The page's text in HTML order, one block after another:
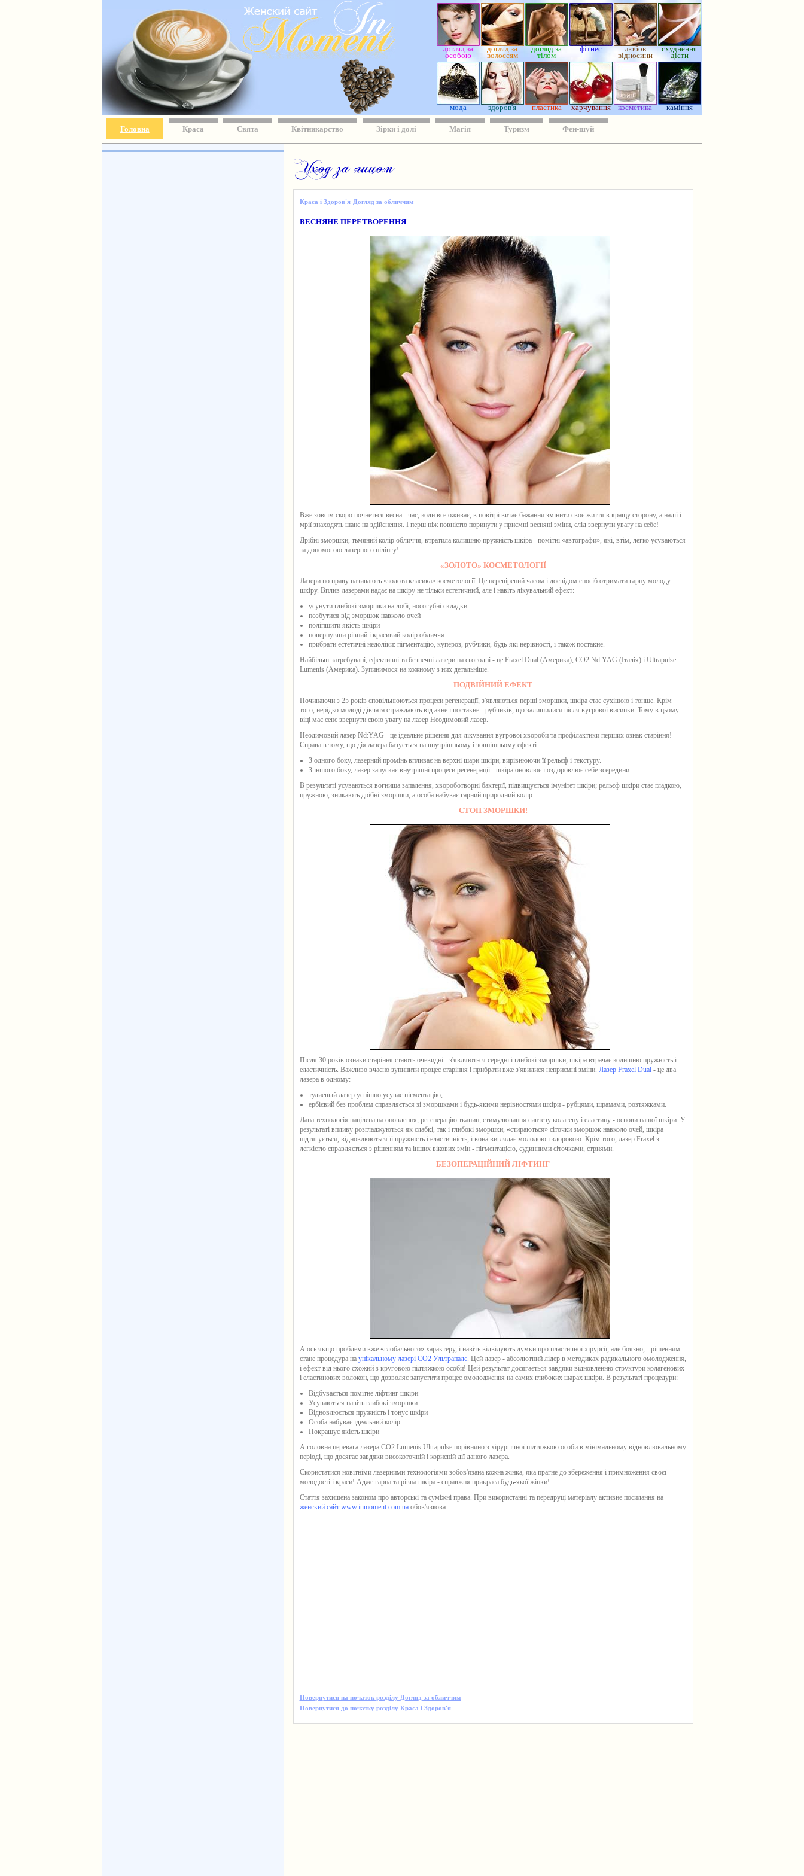
догляд за
особою
догляд за
волоссям
догляд за
тілом
фітнес любов
відносини
схуднення
дієти
мода здоров'я пластика харчування косметика каміння
Головна Краса Свята Квітникарство Зірки і долі Магія Туризм Фен-шуй
Краса і Здоров'я Догляд за обличчям
ВЕСНЯНЕ ПЕРЕТВОРЕННЯ
Вже зовсім скоро почнеться весна - час, коли все оживає, в повітрі витає бажання змінити своє життя в кращу сторону, а надії і
мрії знаходять шанс на здійснення. І перш ніж повністю поринути у приємні весняні зміни, слід звернути увагу на себе!
Дрібні зморшки, тьмяний колір обличчя, втратила колишню пружність шкіра - помітні «автографи», які, втім, легко усуваються
за допомогою лазерного пілінгу!
«ЗОЛОТО» КОСМЕТОЛОГІЇ
Лазери по праву називають «золота класика» косметології. Це перевірений часом і досвідом спосіб отримати гарну молоду
шкіру. Вплив лазерами надає на шкіру не тільки естетичний, але і навіть лікувальний ефект:
усунути глибокі зморшки на лобі, носогубні складки
позбутися від зморшок навколо очей
поліпшити якість шкіри
повернувши рівний і красивий колір обличчя
прибрати естетичні недоліки: пігментацію, купероз, рубчики, будь-які нерівності, і також постакне.
Найбільш затребувані, ефективні та безпечні лазери на сьогодні - це Fraxel Dual (Америка), СО2 Nd:YAG (Італія) і Ultrapulse
Lumenis (Америка). Зупинимося на кожному з них детальніше.
ПОДВІЙНИЙ ЕФЕКТ
Починаючи з 25 років сповільнюються процеси регенерації, з'являються перші зморшки, шкіра стає сухішою і тонше. Крім
того, нерідко молоді дівчата страждають від акне і постакне - рубчиків, що залишилися після вугрової висипки. Тому в цьому
віці має сенс звернути свою увагу на лазер Неодимовий лазер.
Неодимовий лазер Nd:YAG - це ідеальне рішення для лікування вугрової хвороби та профілактики перших ознак старіння!
Справа в тому, що дія лазера базується на внутрішньому і зовнішньому ефекті:
З одного боку, лазерний промінь впливає на верхні шари шкіри, вирівнюючи її рельєф і текстуру.
З іншого боку, лазер запускає внутрішні процеси регенерації - шкіра оновлює і оздоровлює себе зсередини.
В результаті усуваються вогнища запалення, хвороботворні бактерії, підвищується імунітет шкіри; рельєф шкіри стає гладкою,
пружною, зникають дрібні зморшки, а особа набуває гарний природний колір.
СТОП ЗМОРШКИ!
Після 30 років ознаки старіння стають очевидні - з'являються середні і глибокі зморшки, шкіра втрачає колишню пружність і
еластичність. Важливо вчасно зупинити процес старіння і прибрати вже з'явилися неприємні зміни. Лазер Fraxel Dual- це два
лазера в одному:
тулиевый лазер успішно усуває пігментацію,
ербієвий без проблем справляється зі зморшками і будь-якими нерівностями шкіри - рубцями, шрамами, розтяжками.
Дана технологія націлена на оновлення, регенерацію тканин, стимулювання синтезу колагену і еластину - основи нашої шкіри. У
результаті впливу розгладжуються як слабкі, так і глибокі зморшки, «стираються» сіточки зморшок навколо очей, шкіра
підтягується, відновлюються її пружність і еластичність, і вона виглядає молодою і здоровою. Крім того, лазер Fraxel з
легкістю справляється з рішенням та інших вікових змін - пігментацією, судинними сіточками, стриями.
БЕЗОПЕРАЦІЙНИЙ ЛІФТИНГ
А ось якщо проблеми вже «глобального» характеру, і навіть відвідують думки про пластичної хірургії, але боязно, - рішенням
стане процедура на унікальному лазері СО2 Ультрапалс. Цей лазер - абсолютний лідер в методиках радикального омолодження,
і ефект від нього схожий з круговою підтяжкою особи! Цей результат досягається завдяки відновленню структури колагенових
і еластинових волокон, що дозволяє запустити процес омолодження на самих глибоких шарах шкіри. В результаті процедури:
Відбувається помітне ліфтинг шкіри
Усуваються навіть глибокі зморшки
Відновлюється пружність і тонус шкіри
Особа набуває ідеальний колір
Покращує якість шкіри
А головна перевага лазера СО2 Lumenis Ultrapulse порівняно з хірургічної підтяжкою особи в мінімальному відновлювальному
періоді, що досягає завдяки високоточній і корисній дії даного лазера.
Скористатися новітніми лазерними технологіями зобов'язана кожна жінка, яка прагне до збереження і примноження своєї
молодості і краси! Адже гарна та рівна шкіра - справжня прикраса будь-якої жінки!
Стаття захищена законом про авторські та суміжні права. При використанні та передруці матеріалу активне посилання на
женский сайт www.inmoment.com.uaобов'язкова.
Повернутися на початок розділу Догляд за обличчям
Повернутися до початку розділу Краса і Здоров'я